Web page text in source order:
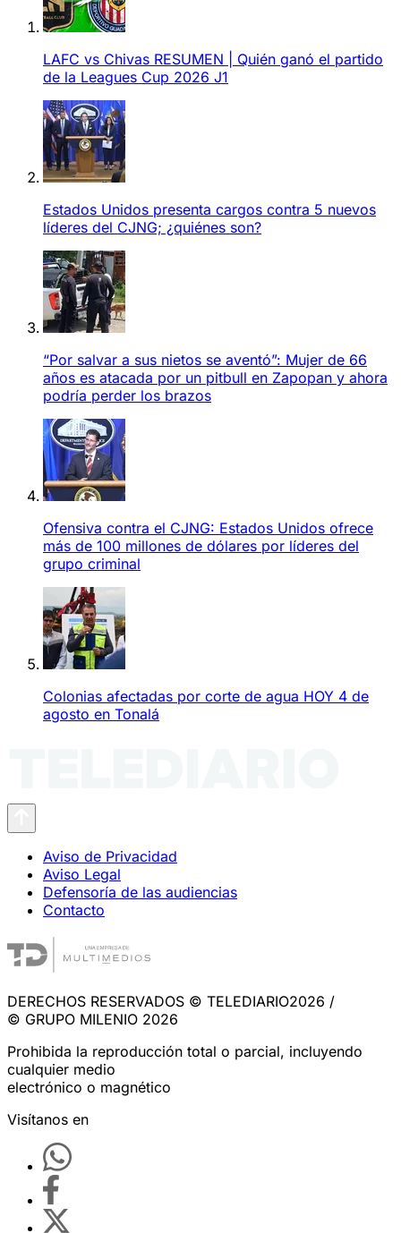
LAFC vs Chivas RESUMEN | Quién ganó el partido
de la Leagues Cup 2026 J1
Estados Unidos presenta cargos contra 5 nuevos
líderes del CJNG; ¿quiénes son?
“Por salvar a sus nietos se aventó”: Mujer de 66
años es atacada por un pitbull en Zapopan y ahora
podría perder los brazos
Ofensiva contra el CJNG: Estados Unidos ofrece
más de 100 millones de dólares por líderes del
grupo criminal
Colonias afectadas por corte de agua HOY 4 de
agosto en Tonalá
Aviso de Privacidad
Aviso Legal
Defensoría de las audiencias
Contacto
DERECHOS RESERVADOS © TELEDIARIO2026 /
© GRUPO MILENIO 2026
Prohibida la reproducción total o parcial, incluyendo
cualquier medio
electrónico o magnético
Visítanos en